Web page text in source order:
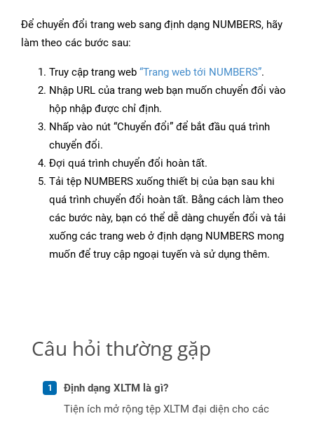
Để chuyển đổi trang web sang định dạng NUMBERS, hãy
làm theo các bước sau:
Truy cập trang web “Trang web tới NUMBERS”.
Nhập URL của trang web bạn muốn chuyển đổi vào
hộp nhập được chỉ định.
Nhấp vào nút “Chuyển đổi” để bắt đầu quá trình
chuyển đổi.
Đợi quá trình chuyển đổi hoàn tất.
Tải tệp NUMBERS xuống thiết bị của bạn sau khi
quá trình chuyển đổi hoàn tất. Bằng cách làm theo
các bước này, bạn có thể dễ dàng chuyển đổi và tải
xuống các trang web ở định dạng NUMBERS mong
muốn để truy cập ngoại tuyến và sử dụng thêm.
Câu hỏi thường gặp
Định dạng XLTM là gì?
Tiện ích mở rộng tệp XLTM đại diện cho các